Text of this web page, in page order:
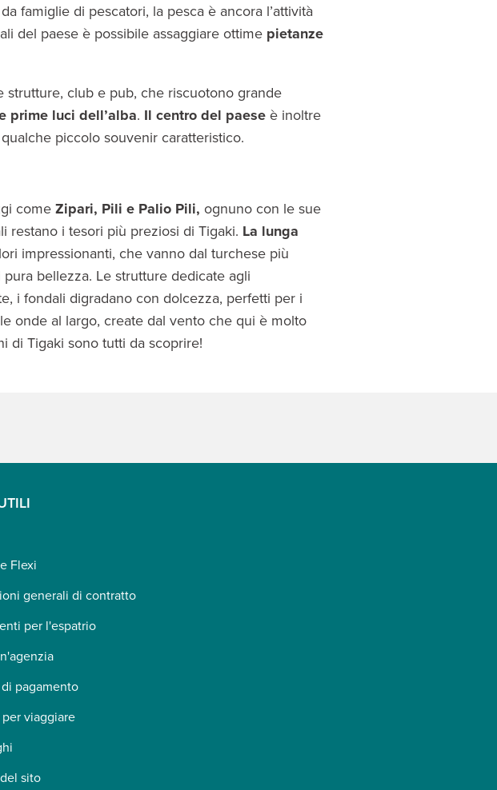
famiglie di pescatori, la pesca è ancora l’attività
del paese è possibile assaggiare ottime pietanze
club e pub, che riscuotono grande
prime luci dell’alba. Il centro del paese è inoltre
piccolo souvenir caratteristico.
comeZipari, Pili e Palio Pili, ognuno con le sue
restano i tesori più preziosi di Tigaki. La lunga
impressionanti, che vanno dal turchese più
bellezza. Le strutture dedicate agli
i fondali digradano con dolcezza, perfetti per i
onde al largo, create dal vento che qui è molto
di Tigaki sono tutti da scoprire!
Flexi
generali di contratto
per l'espatrio
pagamento
viaggiare
sito